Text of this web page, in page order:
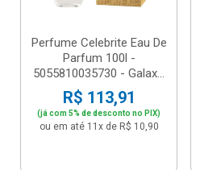
Perfume Celebrite Eau De
Parfum 100l -
5055810035730 - Galax...
R$ 113,91
(já com 5% de desconto no PIX)
ou em até 11x de R$ 10,90